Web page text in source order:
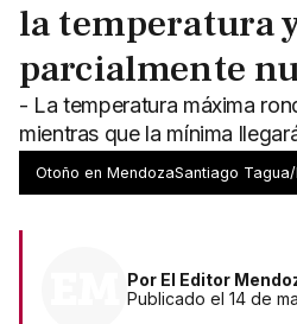
la temperatura
parcialmente
- La temperatura máxima
mientras que la mínima
Gran Mendoza
Otoño en MendozaSantiago
Por El Editor
Publicado el 14 de